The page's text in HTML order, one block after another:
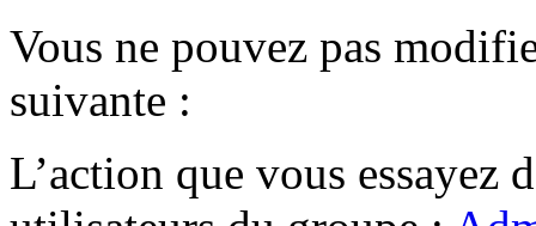
Vous ne pouvez pas
suivante :
L’action que vous essayez